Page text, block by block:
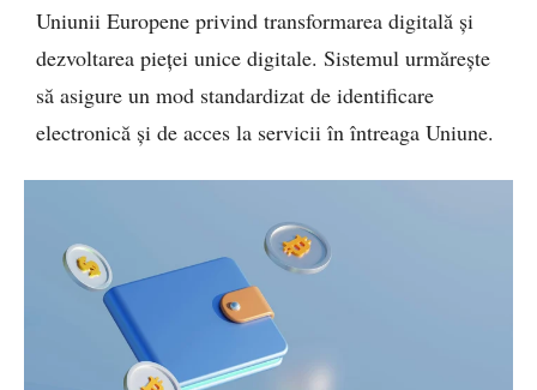
Uniunii Europene privind transformarea digitală și
dezvoltarea pieței unice digitale. Sistemul urmărește
să asigure un mod standardizat de identificare
electronică și de acces la servicii în întreaga Uniune.